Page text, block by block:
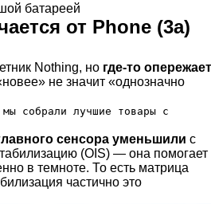
батареей
от Phone (3a)
Nothing, но где-то опережает
не значит «однозначно
собрали лучшие товары с
сенсора уменьшили с
(OIS) — она помогает
в темноте. То есть матрица
частично это